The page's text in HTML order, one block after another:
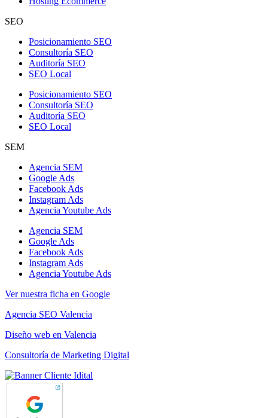
SEO
Posicionamiento SEO
Consultoría SEO
Auditoría SEO
SEO Local
Posicionamiento SEO
Consultoría SEO
Auditoría SEO
SEO Local
SEM
Agencia SEM
Google Ads
Facebook Ads
Instagram Ads
Agencia Youtube Ads
Agencia SEM
Google Ads
Facebook Ads
Instagram Ads
Agencia Youtube Ads
Ver nuestra ficha en Google
Agencia SEO Valencia
Diseño web en Valencia
Consultoría de Marketing Digital